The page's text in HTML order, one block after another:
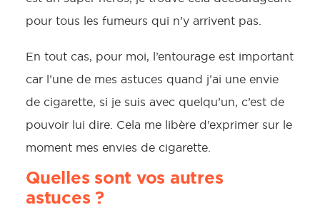
pour tous les fumeurs qui n’y arrivent pas.
En tout cas, pour moi, l’entourage est important
car l’une de mes astuces quand j’ai une envie
de cigarette, si je suis avec quelqu’un, c’est de
pouvoir lui dire. Cela me libère d’exprimer sur le
moment mes envies de cigarette.
Quelles sont vos autres
astuces ?